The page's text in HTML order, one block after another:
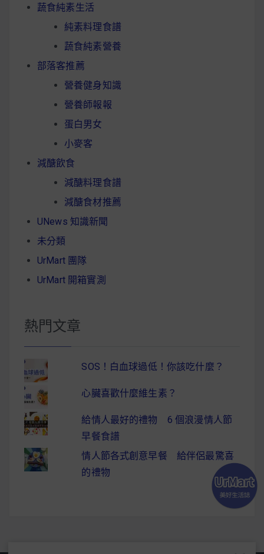
蔬食純素生活
純素料理食譜
蔬食純素營養
部落客推薦
營養健身知識
營養師報報
蛋白男女
小麥客
減醣飲食
減醣料理食譜
減醣食材推薦
UNews 知識新聞
未分類
UrMart 團隊
UrMart 開箱實測
熱門文章
SOS！白血球過低！你該吃什麼？
心臟喜歡什麼維生素？
給情人最好的禮物 6 個浪漫情人節
早餐食譜
情人節各式創意早餐 給伴侶最驚喜
的禮物